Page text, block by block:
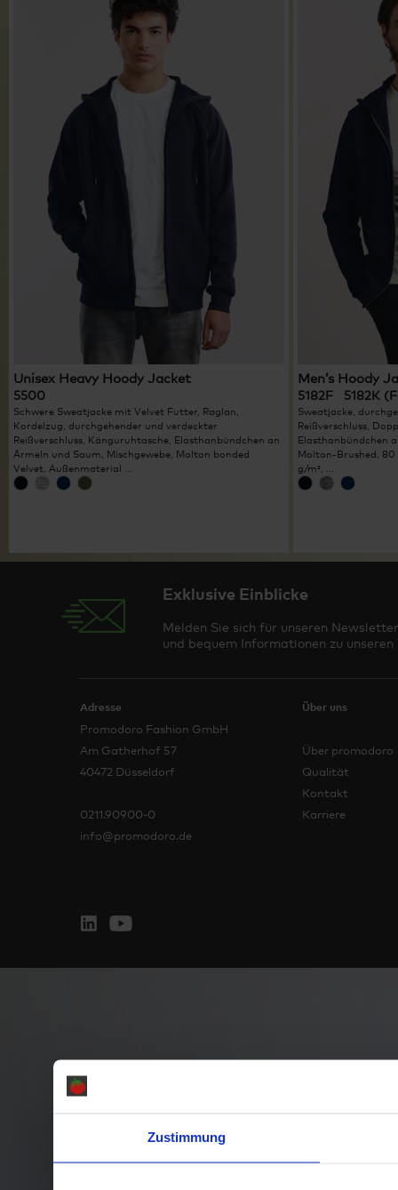
Zustimmung
Unisex Heavy Hoody Jacket
5500
Schwere Sweatjacke mit Velvet Futter, Raglan,
Kordelzug, durchgehender und verdeckter
Reißverschluss, Känguruhtasche, Elasthanbündchen an
Ärmeln und Saum, Mischgewebe, Molton bonded
Velvet, Außenmaterial ...
Men’s Hoody
5182F 5182K
Sweatjacke,
Reißverschluss,
Elasthanbündchen
Molton-Brushed, 80
g/m², ...
Exklusive Einblicke
Melden Sie sich für unseren
und bequem Informationen zu
Adresse
Promodoro Fashion GmbH
Am Gatherhof 57
40472 Düsseldorf
0211.90900-0
info@promodoro.de
Über uns
Über promodoro
Qualität
Kontakt
Karriere